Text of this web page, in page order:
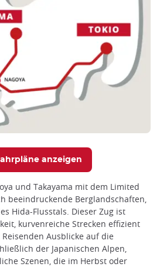
anzeigen
und Takayama mit dem Limited
beeindruckende Berglandschaften,
Hida-Flusstals. Dieser Zug ist
kurvenreiche Strecken effizient
Ausblicke auf die
der Japanischen Alpen,
Szenen, die im Herbst oder